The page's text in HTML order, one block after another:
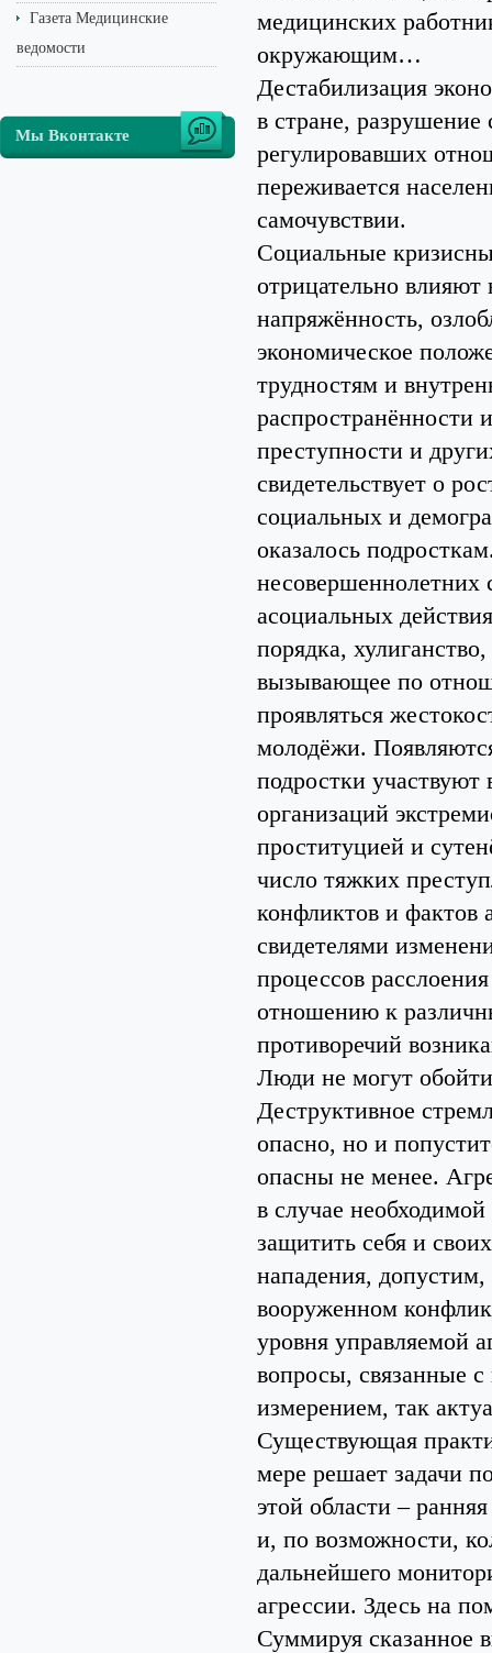
Газета Медицинские
ведомости
Мы Вконтакте
медицинских
окружающим…
Дестабилизация
в стране, разрушение
регулировавших
переживается
самочувствии.
Социальные
отрицательно
напряжённость,
экономическое
трудностям и
распространённости
преступности и
свидетельствует о
социальных и
оказалось
асоциальных
порядка,
вызывающее по
проявляться
молодёжи.
подростки
организаций
проституцией и
число тяжких
конфликтов и фактов
свидетелями
процессов
отношению к
противоречий
Люди не могут
Деструктивное
опасно, но и
опасны не менее.
в случае
защитить себя и
нападения,
вооруженном
уровня управляемой
вопросы, связанные
измерением, так
Существующая
мере решает задачи
этой области –
и, по возможности,
дальнейшего
агрессии. Здесь на
Суммируя сказанное